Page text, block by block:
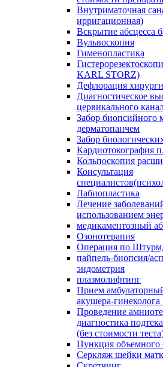
Внутриматочная
ирригационная)
Вскрытие абсцесса
Вульвоскопия
Гименопластика
KARL STORZ)
Дефлорация
Диагностическое
цервикального
Забор биопсийного
дерматопанчем
Забор
Кардиотокография
Кольпоскопия
Консультация
Лабиопластика
Лечение
использованием
медикаментозный
Озонотерапия
Операция по
пайпель-биопсия/
эндометрия
плазмолифтинг
Прием
акушера-
Проведение
диагностика
(без стоимости
Пункция объемного
Серкляж шейки